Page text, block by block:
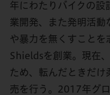
年にわたりバイクの設
業開発、また発明活動
や暴力を無くすこと
Shieldsを創業。現在
ため、転んだときだけ
売を行う。2017年グ